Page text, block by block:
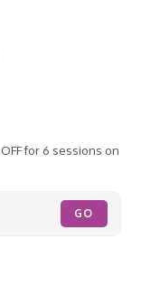
for 6 sessions on
GO